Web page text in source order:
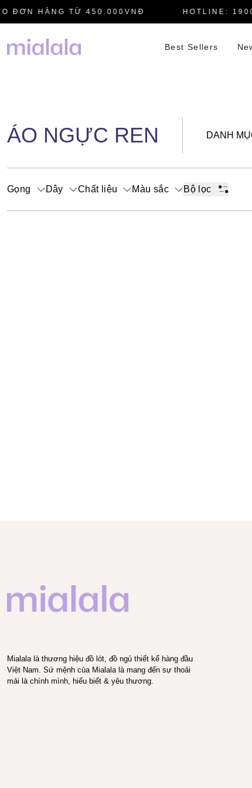
ĐƠN HÀNG TỪ 450.000VNĐ HOTLINE: 1900
Best Sellers
ÁO NGỰC REN DANH
Gọng Dây Chất liệu Màu sắc Bộ lọc
Mialala là thương hiệu đồ lót, đồ ngủ thiết kế hàng đầu
Việt Nam. Sứ mệnh của Mialala là mang đến sự thoải
mái là chính mình, hiểu biết & yêu thương.